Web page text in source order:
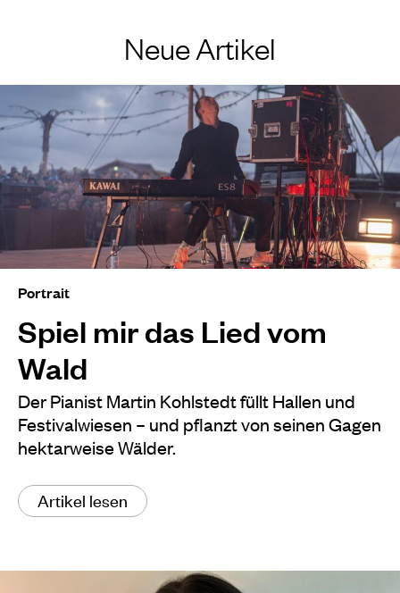
Neue Artikel
Portrait
Spiel mir das Lied vom
Wald
Der Pianist Martin Kohlstedt füllt Hallen und
Festivalwiesen – und pflanzt von seinen Gagen
hektarweise Wälder.
Artikel lesen